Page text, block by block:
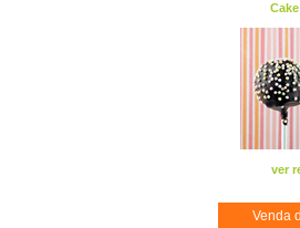
ver
Venda